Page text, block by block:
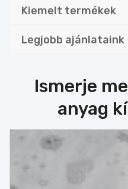
Kiemelt termékek
Legjobb ajánlataink
Ismerje
anyag